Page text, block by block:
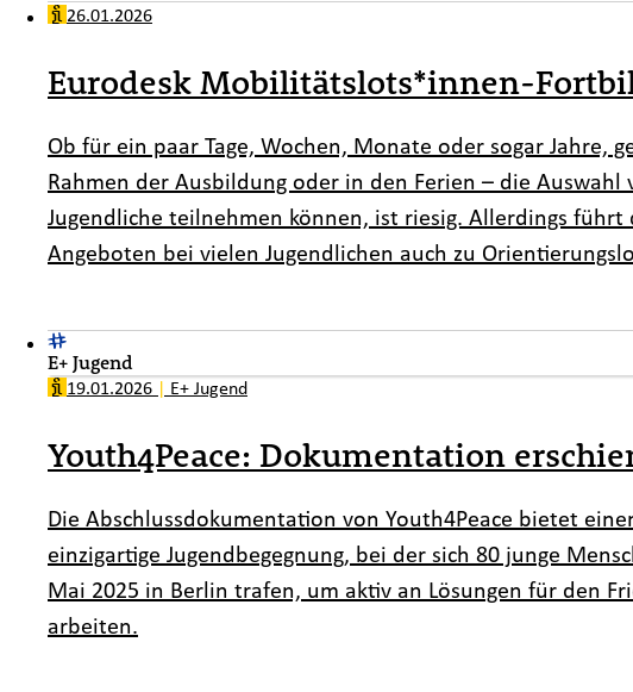
26.01.2026
Eurodesk Mobilitätslots*innen-
Ob für ein paar Tage, Wochen, Monate oder sogar Jahre,
Rahmen der Ausbildung oder in den Ferien – die
Jugendliche teilnehmen können, ist riesig. Allerdings
Angeboten bei vielen Jugendlichen auch zu
E+ Jugend
19.01.2026 | E+ Jugend
Youth4Peace: Dokumentation
Die Abschlussdokumentation von Youth4Peace bietet
einzigartige Jugendbegegnung, bei der sich 80 junge
Mai 2025 in Berlin trafen, um aktiv an Lösungen für den
arbeiten.